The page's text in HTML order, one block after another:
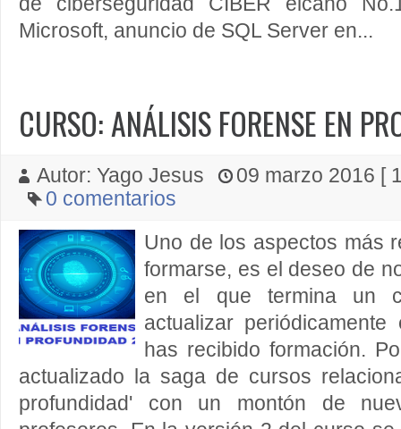
Microsoft, anuncio de SQL Server en...
CURSO: ANÁLISIS FORENSE EN
Autor: Yago Jesus
09 marzo 2016 [
0 comentarios
Uno de los aspectos más
formarse, es el deseo de
en el que termina un
actualizar
has recibido formación.
actualizado la saga de cursos
profundidad' con un montón de